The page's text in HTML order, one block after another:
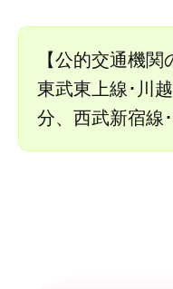
【公的交通機
東武東上線･川
分、西武新宿線